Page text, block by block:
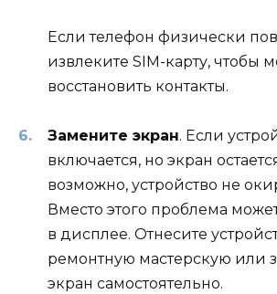
Если телефон физически
извлеките SIM-карту, чтобы
восстановить контакты.
Замените экран. Если
включается, но экран
возможно, устройство не
Вместо этого проблема
в дисплее. Отнесите
ремонтную мастерскую или
экран самостоятельно.